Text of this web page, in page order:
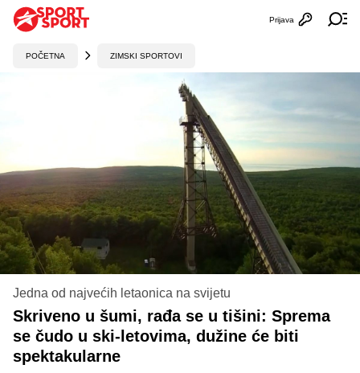
Otvori
Prijava
POČETNA ZIMSKI SPORTOVI
Jedna od najvećih letaonica na svijetu
Skriveno u šumi, rađa se u tišini: Sprema
se čudo u ski-letovima, dužine će biti
spektakularne